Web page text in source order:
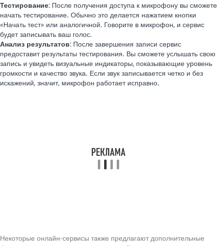
Тестирование: После получения доступа к микрофону вы сможете
начать тестирование. Обычно это делается нажатием кнопки
«Начать тест» или аналогичной. Говорите в микрофон, и сервис
будет записывать ваш голос.
Анализ результатов: После завершения записи сервис
предоставит результаты тестирования. Вы сможете услышать свою
запись и увидеть визуальные индикаторы, показывающие уровень
громкости и качество звука. Если звук записывается четко и без
искажений, значит, микрофон работает исправно.
Некоторые онлайн-сервисы также предлагают дополнительные